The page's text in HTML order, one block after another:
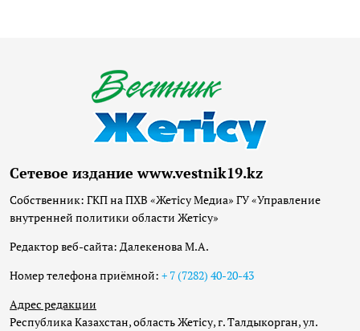
Сетевое издание www.vestnik19.kz
Собственник: ГКП на ПХВ «Жетісу Медиа» ГУ «Управление
внутренней политики области Жетісу»
Редактор веб-сайта: Далекенова М.А.
Номер телефона приёмной: + 7 (7282) 40-20-43
Адрес редакции
Республика Казахстан, область Жетісу, г. Талдыкорган, ул.